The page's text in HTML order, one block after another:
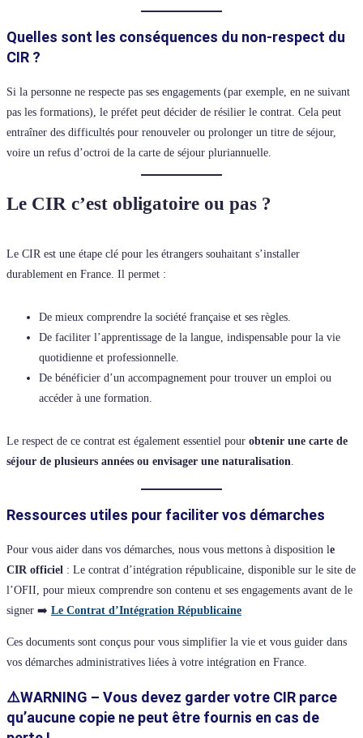
Quelles sont les conséquences du non-respect du
CIR ?
Si la personne ne respecte pas ses engagements (par exemple, en ne suivant
pas les formations), le préfet peut décider de résilier le contrat. Cela peut
entraîner des difficultés pour renouveler ou prolonger un titre de séjour,
voire un refus d’octroi de la carte de séjour pluriannuelle.
Le CIR c’est obligatoire ou pas ?
Le CIR est une étape clé pour les étrangers souhaitant s’installer
durablement en France. Il permet :
De mieux comprendre la société française et ses règles.
De faciliter l’apprentissage de la langue, indispensable pour la vie
quotidienne et professionnelle.
De bénéficier d’un accompagnement pour trouver un emploi ou
accéder à une formation.
Le respect de ce contrat est également essentiel pour obtenir une carte de
séjour de plusieurs années ou envisager une naturalisation.
Ressources utiles pour faciliter vos démarches
Pour vous aider dans vos démarches, nous vous mettons à disposition le
CIR officiel : Le contrat d’intégration républicaine, disponible sur le site de
l’OFII, pour mieux comprendre son contenu et ses engagements avant de le
signer ➡️ Le Contrat d’Intégration Républicaine
Ces documents sont conçus pour vous simplifier la vie et vous guider dans
vos démarches administratives liées à votre intégration en France.
⚠️WARNING – Vous devez garder votre CIR parce
qu’aucune copie ne peut être fournis en cas de